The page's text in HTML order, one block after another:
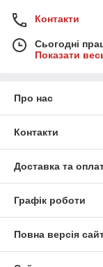
Контакти
Сьогодні
Показати
Про нас
Контакти
Доставка та
Графік роботи
Повна версія